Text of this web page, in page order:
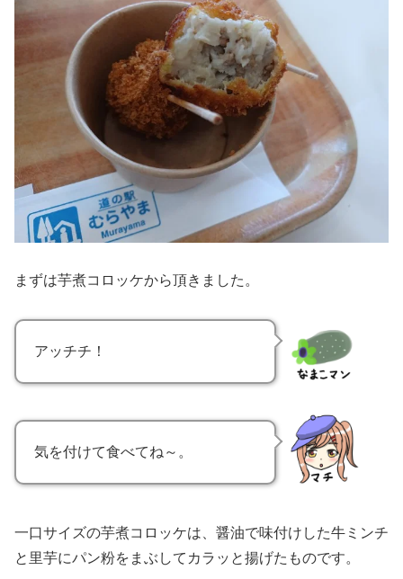
まずは芋煮コロッケから頂きました。
アッチチ！
気を付けて食べてね～。
一口サイズの芋煮コロッケは、醤油で味付けした牛ミンチ
と里芋にパン粉をまぶしてカラッと揚げたものです。